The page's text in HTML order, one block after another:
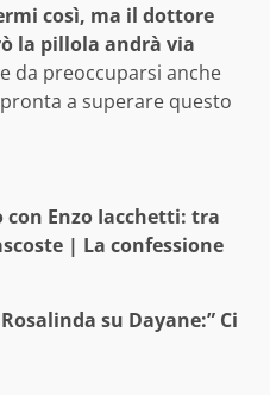
così, ma il dottore
la pillola andrà via
da preoccuparsi anche
a superare questo
con Enzo Iacchetti: tra
| La confessione
su Dayane:” Ci